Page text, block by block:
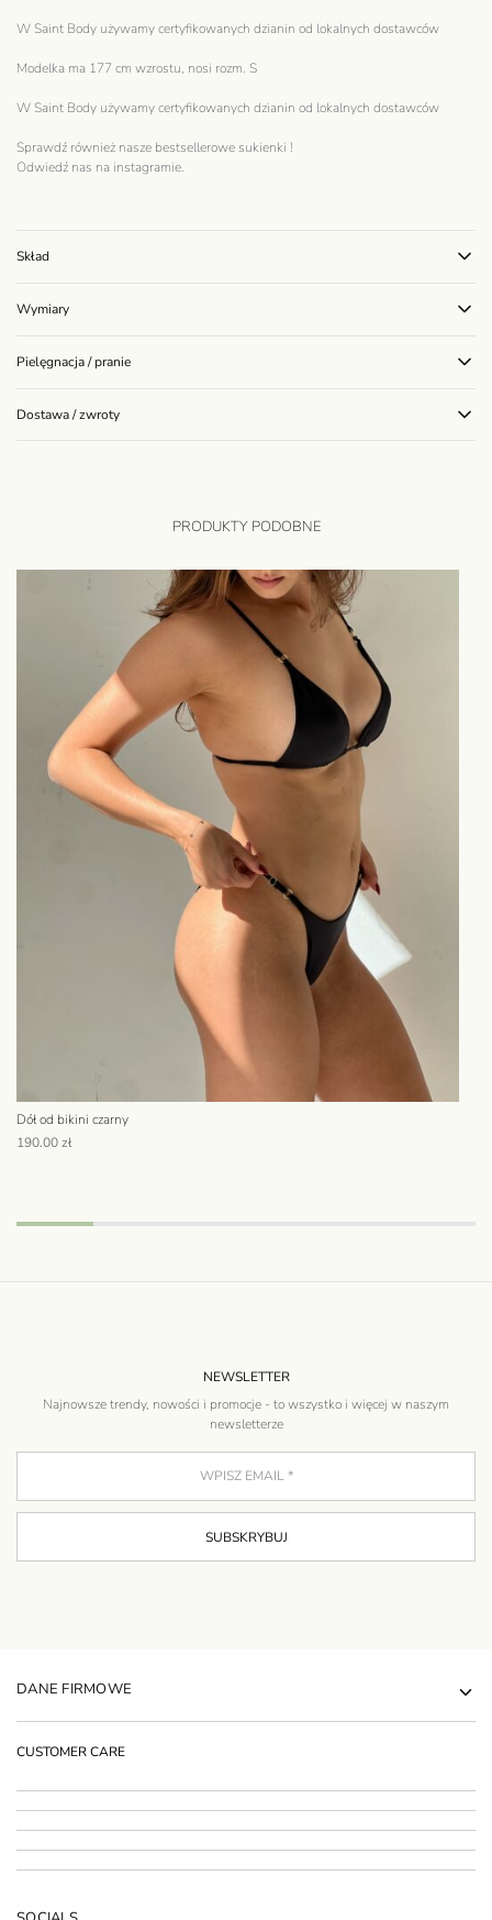
W Saint Body używamy certyfikowanych dzianin od lokalnych dostawców
Modelka ma 177 cm wzrostu, nosi rozm. S
W Saint Body używamy certyfikowanych dzianin od lokalnych dostawców
Sprawdź również nasze bestsellerowe sukienki !
Odwiedź nas na instagramie.
Skład
Wymiary
Pielęgnacja / pranie
Dostawa / zwroty
PRODUKTY PODOBNE
Dół od bikini czarny
190.00zł
NEWSLETTER
Najnowsze trendy, nowości i promocje - to wszystko i więcej w naszym
newsletterze
DANE FIRMOWE
CUSTOMER CARE